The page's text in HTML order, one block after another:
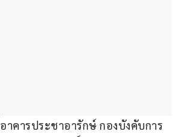
าคารประชาอารักษ์ กองบังคับการ